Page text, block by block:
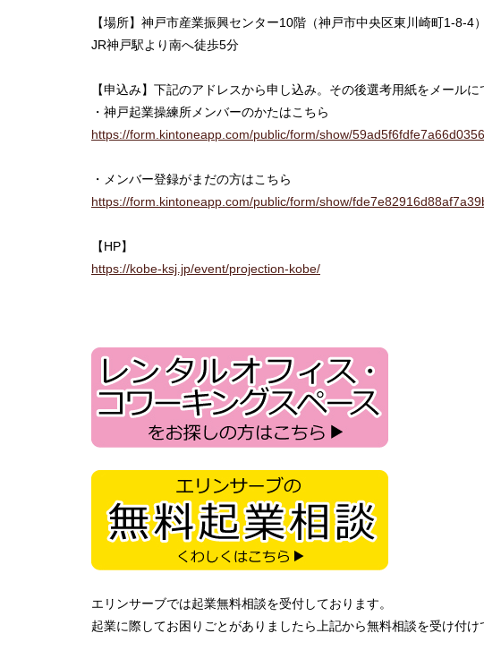
【場所】神戸市産業振興センター10階（神戸市中央区東川崎町1-8-4）
JR神戸駅より南へ徒歩5分
【申込み】下記のアドレスから申し込み。その後選考用紙をメールに
・神戸起業操練所メンバーのかたはこちら
https://form.kintoneapp.com/public/form/show/
・メンバー登録がまだの方はこちら
https://form.kintoneapp.com/public/form/show/
【HP】
https://kobe-ksj.jp/event/projection-kobe/
エリンサーブでは起業無料相談を受付しております。
起業に際してお困りごとがありましたら上記から無料相談を受け付け